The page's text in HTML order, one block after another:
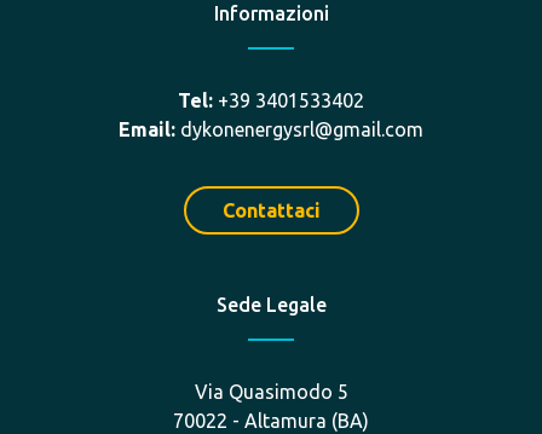
Informazioni
Tel: +39 3401533402
Email: dykonenergysrl@gmail.com
Contattaci
Sede Legale
Via Quasimodo 5
70022 - Altamura (BA)